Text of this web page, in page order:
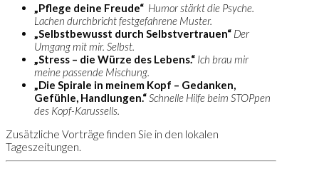
„Pflege deine Freude“ Humor stärkt die Psyche.
Lachen durchbricht festgefahrene Muster.
„Selbstbewusst durch Selbstvertrauen“ Der
Umgang mit mir. Selbst.
„Stress – die Würze des Lebens.“ Ich brau mir
meine passende Mischung.
„Die Spirale in meinem Kopf – Gedanken,
Gefühle, Handlungen.“Schnelle Hilfe beim STOPpen
des Kopf-Karussells.
Zusätzliche Vorträge finden Sie in den lokalen
Tageszeitungen.